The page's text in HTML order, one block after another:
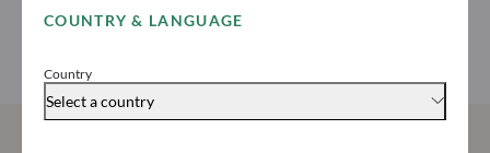
COUNTRY & LANGUAGE
Country
Select a country
transizione ecologica e affronta i rischi di
gestione.